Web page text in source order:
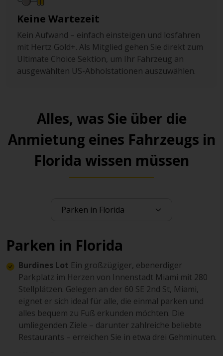
Keine Wartezeit
Kein Aufwand – einfach einsteigen und losfahren
mit Hertz Gold+. Als Mitglied gehen Sie direkt zum
Ultimate Choice Sektion, um Ihr Fahrzeug an
ausgewählten US-Abholstationen auszuwählen.
Alles, was Sie über die
Anmietung eines Fahrzeugs in
Florida wissen müssen
Parken in Florida
Burdines Lot Ein großzügiger, ebenerdiger
Parkplatz im Herzen von Innenstadt Miami mit 280
Stellplätzen. Gelegen an der 60 SE 2nd St, Miami,
eignet er sich ideal für alle, die einmal parken und
alles bequem zu Fuß erkunden möchten. Die
umliegenden Ziele – darunter zahlreiche beliebte
Restaurants – erreichen Sie in etwa drei Gehminuten.